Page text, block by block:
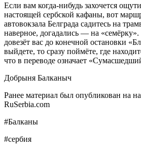
Если вам когда-нибудь захочется
настоящей сербской кафаны, вот
автовокзала Белграда садитесь на
наверное, догадались — на
довезёт вас до конечной остановки
выйдете, то сразу поймёте, где
что в переводе означает
Добрыня Балканыч
Ранее материал был опубликован на
RuSerbia.com
#Балканы
#сербия